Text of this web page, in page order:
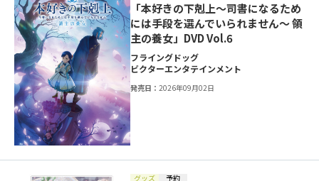
「本好きの下剋上～司書になるため
には手段を選んでいられません～ 領
主の養女」DVD Vol.6
フライングドッグ
ビクターエンタテインメント
発売日：2026年09月02日
グッズ 予約